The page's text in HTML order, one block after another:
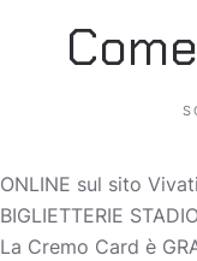
ONLINE sul sito
BIGLIETTERIE
La Cremo Card è